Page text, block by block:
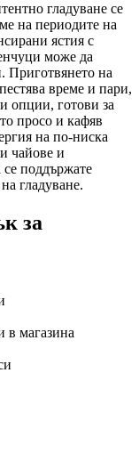
гладуване се
на периодите на
ястия с
може да
Приготвянето на
време и пари,
опции, готови за
просо и кафяв
на по-ниска
чайове и
поддържате
гладуване.
за
в магазина